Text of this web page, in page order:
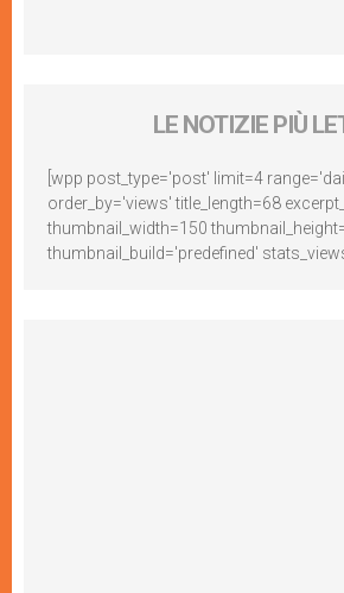
LE NOTIZIE PIÙ
[wpp post_type='post' limit=4
order_by='views' title_length=68
thumbnail_width=150
thumbnail_build='predefined'